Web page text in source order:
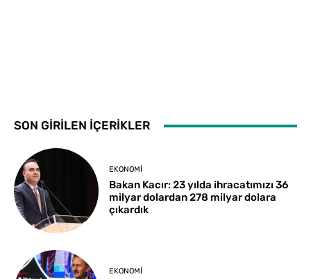
SON GİRİLEN İÇERİKLER
EKONOMI
Bakan Kacır: 23 yılda ihracatımızı 36
milyar dolardan 278 milyar dolara
çıkardık
EKONOMI